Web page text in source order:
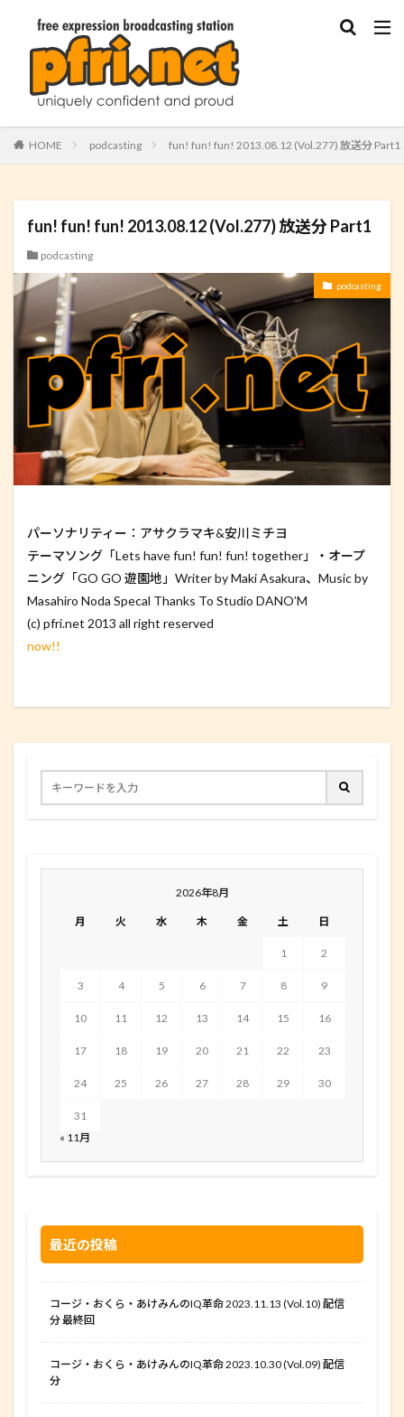
HOME podcasting fun! fun! fun! 2013.08.12 (Vol.277) 放送分 Part1
fun! fun! fun! 2013.08.12 (Vol.277) 放送分 Part1
podcasting
podcasting
パーソナリティー：アサクラマキ&安川ミチヨ
テーマソング「Lets have fun! fun! fun! together」・オープ
ニング「GO GO 遊園地」Writer by Maki Asakura、Music by
Masahiro Noda Specal Thanks To Studio DANO’M
(c) pfri.net 2013 all right reserved
now!!
2026年8月
月 火 水 木 金 土 日
1 2
3 4 5 6 7 8 9
10 11 12 13 14 15 16
17 18 19 20 21 22 23
24 25 26 27 28 29 30
31
« 11月
最近の投稿
コージ・おくら・あけみんのIQ革命 2023.11.13 (Vol.10) 配信
分 最終回
コージ・おくら・あけみんのIQ革命 2023.10.30 (Vol.09) 配信
分